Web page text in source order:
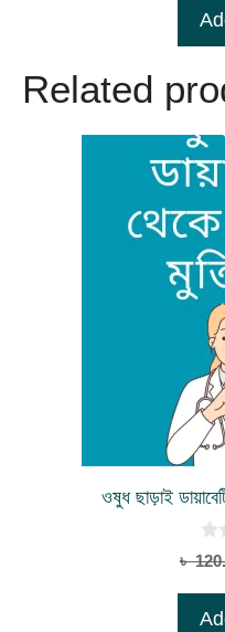
o
Related
ওষুধ ছাড়াই
0
o
o
৳